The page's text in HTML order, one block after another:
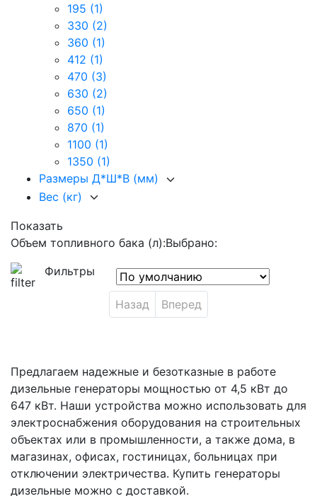
195 (1)
330 (2)
360 (1)
412 (1)
470 (3)
630 (2)
650 (1)
870 (1)
1100 (1)
1350 (1)
Размеры Д*Ш*В (мм)
Вес (кг)
Показать
Объем топливного бака (л):Выбрано:
Фильтры
Назад Вперед
Предлагаем надежные и безотказные в работе
дизельные генераторы мощностью от 4,5 кВт до
647 кВт. Наши устройства можно использовать для
электроснабжения оборудования на строительных
объектах или в промышленности, а также дома, в
магазинах, офисах, гостиницах, больницах при
отключении электричества. Купить генераторы
дизельные можно с доставкой.